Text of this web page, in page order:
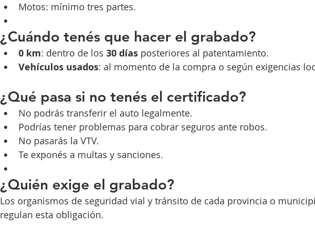
Motos: mínimo tres partes.
¿Cuándo tenés que hacer el grabado?
0 km: dentro de los 30 días posteriores al patentamiento.
Vehículos usados: al momento de la compra o según exigencias
¿Qué pasa si no tenés el certificado?
No podrás transferir el auto legalmente.
Podrías tener problemas para cobrar seguros ante robos.
No pasarás la VTV.
Te exponés a multas y sanciones.
¿Quién exige el grabado?
Los organismos de seguridad vial y tránsito de cada provincia o
regulan esta obligación.